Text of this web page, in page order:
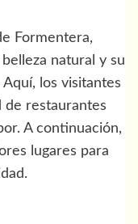
Formentera,
natural y su
los visitantes
de restaurantes
A continuación,
lugares para